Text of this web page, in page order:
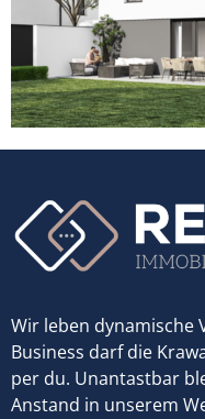
Wir leben dynamische
Business darf die
per du. Unantastbar
Anstand in unserem